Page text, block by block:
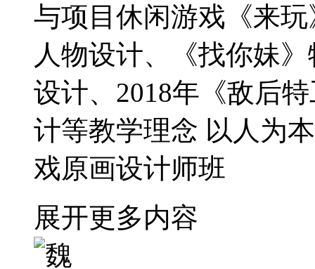
与项目休闲游戏《来
人物设计、《找你妹
设计、2018年《敌后
计等教学理念 以人为
戏原画设计师班
展开更多内容